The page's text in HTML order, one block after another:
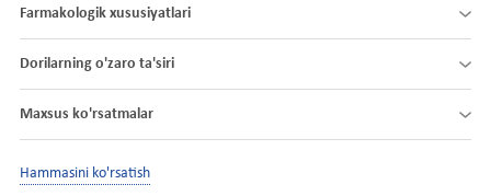
Farmakologik xususiyatlari
Dorilarning o'zaro ta'siri
Maxsus ko'rsatmalar
Hammasini ko'rsatish